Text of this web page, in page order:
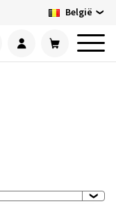
België